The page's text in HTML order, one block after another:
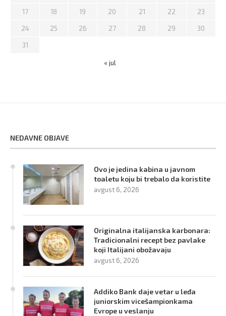
17 18 19 20 21 22 23
24 25 26 27 28 29 30
31
« jul
NEDAVNE OBJAVE
Ovo je jedina kabina u javnom
toaletu koju bi trebalo da koristite
avgust 6, 2026
Originalna italijanska karbonara:
Tradicionalni recept bez pavlake
koji Italijani obožavaju
avgust 6, 2026
Addiko Bank daje vetar u leđa
juniorskim vicešampionkama
Evrope u veslanju